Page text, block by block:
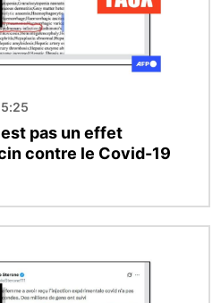
pas un effet
contre le Covid-19